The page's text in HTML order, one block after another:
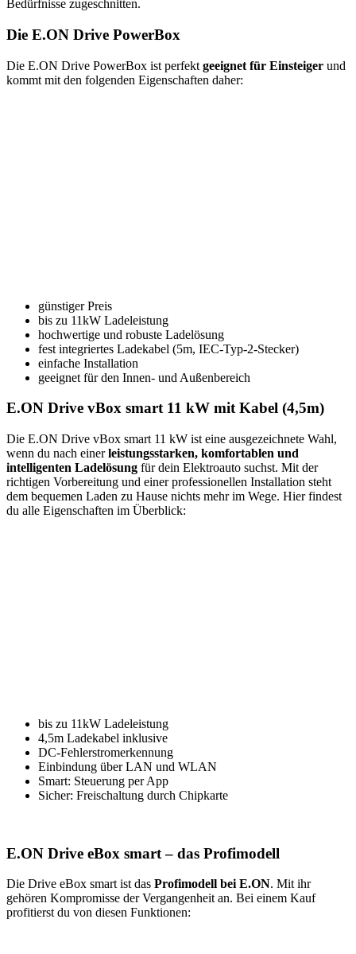
Bedürfnisse zugeschnitten.
Die E.ON Drive PowerBox
Die E.ON Drive PowerBox ist perfekt geeignet für Einsteiger und
kommt mit den folgenden Eigenschaften daher:
günstiger Preis
bis zu 11kW Ladeleistung
hochwertige und robuste Ladelösung
fest integriertes Ladekabel (5m, IEC-Typ-2-Stecker)
einfache Installation
geeignet für den Innen- und Außenbereich
E.ON Drive vBox smart 11 kW mit Kabel (4,5m)
Die E.ON Drive vBox smart 11 kW ist eine ausgezeichnete Wahl,
wenn du nach einerleistungsstarken, komfortablen und
intelligenten Ladelösung für dein Elektroauto suchst. Mit der
richtigen Vorbereitung und einer professionellen Installation steht
dem bequemen Laden zu Hause nichts mehr im Wege. Hier findest
du alle Eigenschaften im Überblick:
bis zu 11kW Ladeleistung
4,5m Ladekabel inklusive
DC-Fehlerstromerkennung
Einbindung über LAN und WLAN
Smart: Steuerung per App
Sicher: Freischaltung durch Chipkarte
E.ON Drive eBox smart – das Profimodell
Die Drive eBox smart ist das Profimodell bei E.ON. Mit ihr
gehören Kompromisse der Vergangenheit an. Bei einem Kauf
profitierst du von diesen Funktionen: